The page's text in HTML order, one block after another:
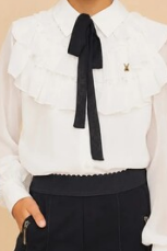
485р
толстовка/свитшот